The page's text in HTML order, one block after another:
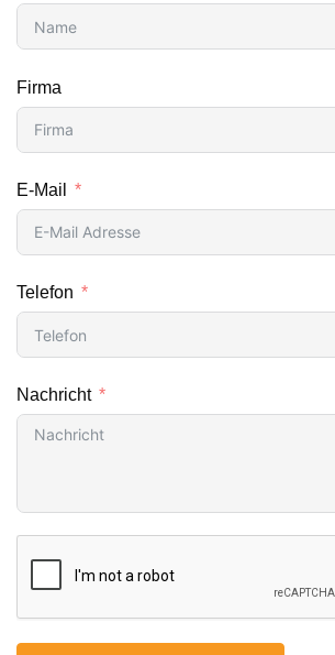
Firma
E-Mail
Telefon
Nachricht